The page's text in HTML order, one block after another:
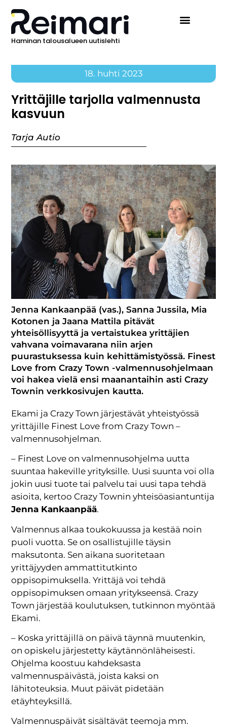
Haminan talousalueen uutislehti
18. huhti 2023
Yrittäjille tarjolla valmennusta
kasvuun
Tarja Autio
Jenna Kankaanpää (vas.), Sanna Jussila, Mia
Kotonen ja Jaana Mattila pitävät
yhteisöllisyyttä ja vertaistukea yrittäjien
vahvana voimavarana niin arjen
puurastuksessa kuin kehittämistyössä. Finest
Love from Crazy Town -valmennusohjelmaan
voi hakea vielä ensi maanantaihin asti Crazy
Townin verkkosivujen kautta.
Ekami ja Crazy Town järjestävät yhteistyössä
yrittäjille Finest Love from Crazy Town –
valmennusohjelman.
– Finest Love on valmennusohjelma uutta
suuntaa hakeville yrityksille. Uusi suunta voi olla
jokin uusi tuote tai palvelu tai uusi tapa tehdä
asioita, kertoo Crazy Townin yhteisöasiantuntija
Jenna Kankaanpää.
Valmennus alkaa toukokuussa ja kestää noin
puoli vuotta. Se on osallistujille täysin
maksutonta. Sen aikana suoritetaan
yrittäjyyden ammattitutkinto
oppisopimuksella. Yrittäjä voi tehdä
oppisopimuksen omaan yritykseensä. Crazy
Town järjestää koulutuksen, tutkinnon myöntää
Ekami.
– Koska yrittäjillä on päivä täynnä muutenkin,
on opiskelu järjestetty käytännönläheisesti.
Ohjelma koostuu kahdeksasta
valmennuspäivästä, joista kaksi on
lähitoteuksia. Muut päivät pidetään
etäyhteyksillä.
Valmennuspäivät sisältävät teemoja mm.